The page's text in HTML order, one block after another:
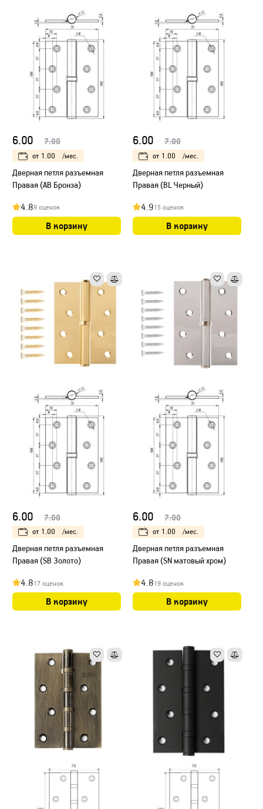
6.00 7.00
от 1.00 /мес.
Дверная петля разъемная
Правая (AB Бронза)
4.89 оценок
В корзину
6.00 7.00
от 1.00 /мес.
Дверная петля разъемная
Правая (BL Черный)
4.915 оценок
В корзину
6.00 7.00
от 1.00 /мес.
Дверная петля разъемная
Правая (SB Золото)
4.817 оценок
В корзину
6.00 7.00
от 1.00 /мес.
Дверная петля разъемная
Правая (SN матовый хром)
4.819 оценок
В корзину